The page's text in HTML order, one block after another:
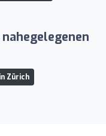
Zürich